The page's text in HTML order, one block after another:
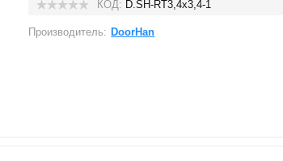
КОД: D.SH-RT3,4x3,4-1
Производитель: DoorHan